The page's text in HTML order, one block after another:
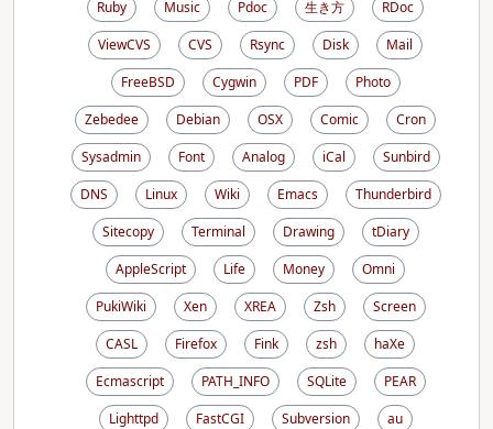
Ruby
Music Pdoc 生き方
RDoc
ViewCVS
CVS Rsync Disk
Mail
FreeBSD
Cygwin PDF
Photo
Zebedee
Debian OSX Comic
Cron
Sysadmin
Font Analog iCal
Sunbird
DNS
Linux Wiki Emacs
Thunderbird
Sitecopy
Terminal Drawing
tDiary
AppleScript
Life Money
Omni
PukiWiki
Xen XREA Zsh
Screen
CASL
Firefox Fink zsh
haXe
Ecmascript
PATH_INFO SQLite
PEAR
Lighttpd
FastCGI Subversion
au